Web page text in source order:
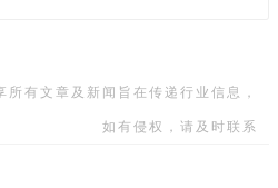
所有文章及新闻旨在传递行业信息，
如有侵权，请及时联系